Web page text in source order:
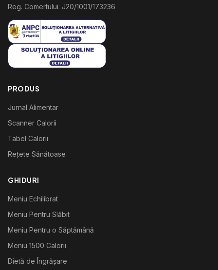
Reg. Comertului: J20/1001/173236
PRODUS
Jurnal Alimentar
Scanner Calorii
Tabel Calorii
Rețete Sănătoase
GHIDURI
Meniu Echilibrat
Meniu Pentru Slăbit
Meniu Pentru o Săptămână
Meniu 1500 Calorii
Dietă de Îngrășare